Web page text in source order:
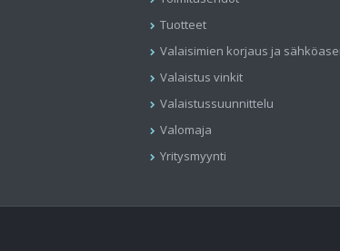
Tuotteet
Valaisimien korjaus ja
Valaistus vinkit
Valaistussuunnittelu
Valomaja
Yritysmyynti